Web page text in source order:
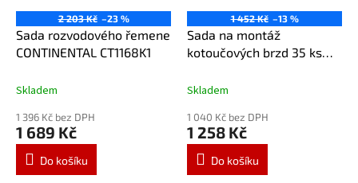
2 203 Kč –23 %
Sada rozvodového řemene
CONTINENTAL CT1168K1
Skladem
1 396 Kč bez DPH
1 689 Kč
Do košíku
1 452 Kč –13 %
Sada na montáž
kotoučových brzd 35 ks
Skladem
1 040 Kč bez DPH
1 258 Kč
Do košíku